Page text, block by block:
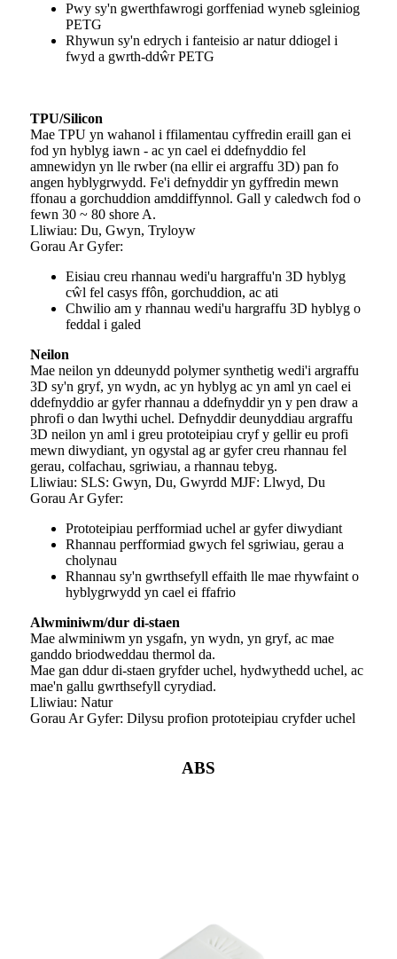
Pwy sy'n gwerthfawrogi gorffeniad wyneb sgleiniog
PETG
Rhywun sy'n edrych i fanteisio ar natur ddiogel i
fwyd a gwrth-ddŵr PETG
TPU/Silicon
Mae TPU yn wahanol i ffilamentau cyffredin eraill gan ei
fod yn hyblyg iawn - ac yn cael ei ddefnyddio fel
amnewidyn yn lle rwber (na ellir ei argraffu 3D) pan fo
angen hyblygrwydd. Fe'i defnyddir yn gyffredin mewn
ffonau a gorchuddion amddiffynnol. Gall y caledwch fod o
fewn 30 ~ 80 shore A.
Lliwiau: Du, Gwyn, Tryloyw
Gorau Ar Gyfer:
Eisiau creu rhannau wedi'u hargraffu'n 3D hyblyg
cŵl fel casys ffôn, gorchuddion, ac ati
Chwilio am y rhannau wedi'u hargraffu 3D hyblyg o
feddal i galed
Neilon
Mae neilon yn ddeunydd polymer synthetig wedi'i argraffu
3D sy'n gryf, yn wydn, ac yn hyblyg ac yn aml yn cael ei
ddefnyddio ar gyfer rhannau a ddefnyddir yn y pen draw a
phrofi o dan lwythi uchel. Defnyddir deunyddiau argraffu
3D neilon yn aml i greu prototeipiau cryf y gellir eu profi
mewn diwydiant, yn ogystal ag ar gyfer creu rhannau fel
gerau, colfachau, sgriwiau, a rhannau tebyg.
Lliwiau: SLS: Gwyn, Du, Gwyrdd MJF: Llwyd, Du
Gorau Ar Gyfer:
Prototeipiau perfformiad uchel ar gyfer diwydiant
Rhannau perfformiad gwych fel sgriwiau, gerau a
cholynau
Rhannau sy'n gwrthsefyll effaith lle mae rhywfaint o
hyblygrwydd yn cael ei ffafrio
Alwminiwm/dur di-staen
Mae alwminiwm yn ysgafn, yn wydn, yn gryf, ac mae
ganddo briodweddau thermol da.
Mae gan ddur di-staen gryfder uchel, hydwythedd uchel, ac
mae'n gallu gwrthsefyll cyrydiad.
Lliwiau: Natur
Gorau Ar Gyfer: Dilysu profion prototeipiau cryfder uchel
ABS